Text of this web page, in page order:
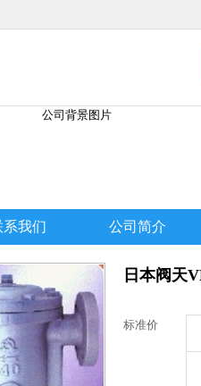
系我们 公司简介
日本阀天
标准价